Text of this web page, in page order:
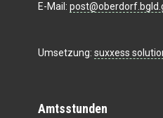
E-Mail:
Umsetzung: suxxess
Amtsstunden